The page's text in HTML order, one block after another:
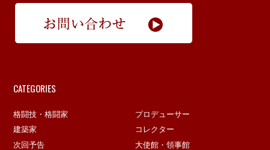
CATEGORIES
格闘技・格闘家
プロデューサー
建築家
コレクター
次回予告
大使館・領事館